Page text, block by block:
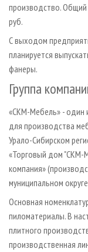
производство. Общий
руб.
С выходом
планируется
фанеры.
Группа
«СКМ-Мебель» - один
для производства
Урало-Сибирском
«Торговый дом "СКМ-
компания»
муниципальном
Основная
пиломатериалы. В
плитного
производственная